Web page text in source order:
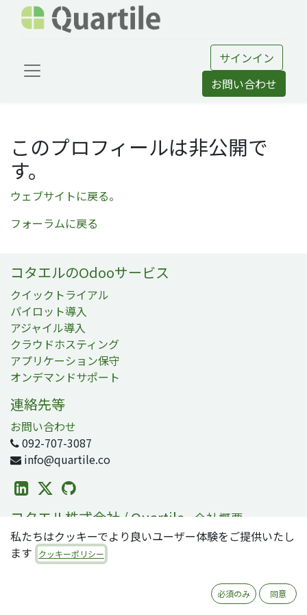
サインイン
お問い合わせ
このプロフィールは非公開で
す。
ウェブサイトに戻る。
フォーラムに戻る
コタエルのOdooサービス
クイックトライアル
パイロット導入
アジャイル導入
クラウドホスティング
アプリケーション保守
オンデマンドサポート
連絡先等
お問い合わせ
092-707-3087
info@quartile.co
コタエル株式会社 / Quartile 会社概要
コタエルは日本および世界各地のお客様のOdoo導入を支
援しています。
Odooは2800万人のユーザが利用する、世界で最も人気の
オープンソースビジネスアプリ/ERPスイートです。零細・
私たちはクッキーでより良いユーザー体験をご提供いたし
ます
クッキーポリシー
必須のみ 同意